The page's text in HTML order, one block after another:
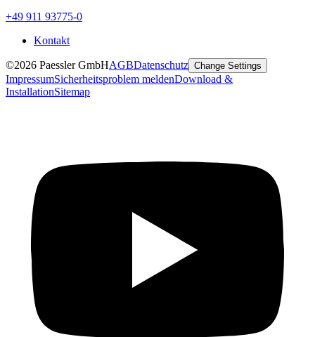
+49 911 93775-0
Kontakt
©2026 Paessler GmbHAGBDatenschutz Change Settings
ImpressumSicherheitsproblem meldenDownload &
InstallationSitemap